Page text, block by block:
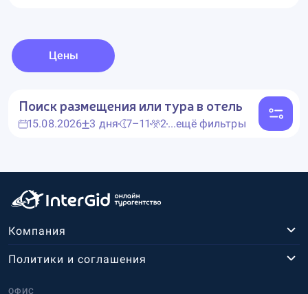
Цены
Поиск размещения или тура в отель
15.08.2026 3 дня 7–11 2...ещё фильтры
Компания
ОФИС
Политики и соглашения